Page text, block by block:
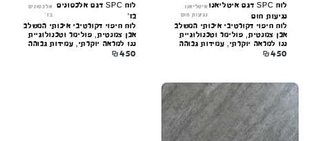
לוח SPC דגם איטליאנו
נגיעות חום
איטליאנו
נגיעות חום
לוח חיפוי דקורטיבי איכותי המשלב
אבן צמנטית, פולימר וטכנולוגיית
ננו למראה יוקרתי, עמידות גבוהה
וקלות התקנה. מתאים לקירות
₪450
לוח SPC דגם אלכסונים
בז'
אלכסונים
בז'
לוח חיפוי דקורטיבי איכותי המשלב
אבן צמנטית, פולימר וטכנולוגיית
ננו למראה יוקרתי, עמידות גבוהה
וקלות התקנה. מתאים לקירות
₪450
קונקורד — יועץ חיפויים
מקוון עכשיו